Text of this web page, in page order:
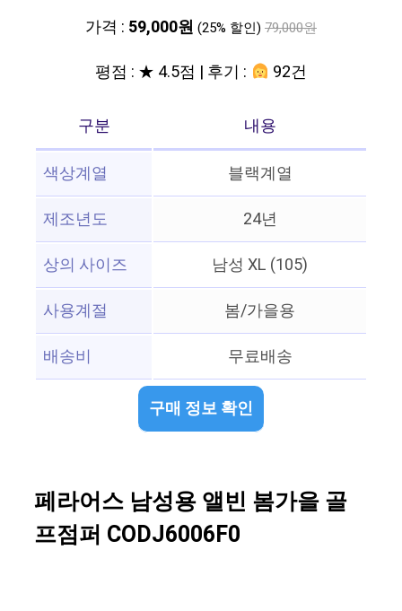
가격 : 59,000원 (25% 할인) 79,000원
평점 : ★ 4.5점 | 후기 : 92건
구분
내용
색상계열
블랙계열
제조년도
24년
상의 사이즈
남성 XL (105)
사용계절
봄/가을용
배송비
무료배송
구매 정보 확인
페라어스 남성용 앨빈 봄가을 골
프점퍼 CODJ6006F0